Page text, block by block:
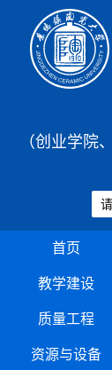
（创业学院
首页
教学建设
质量工程
资源与设备